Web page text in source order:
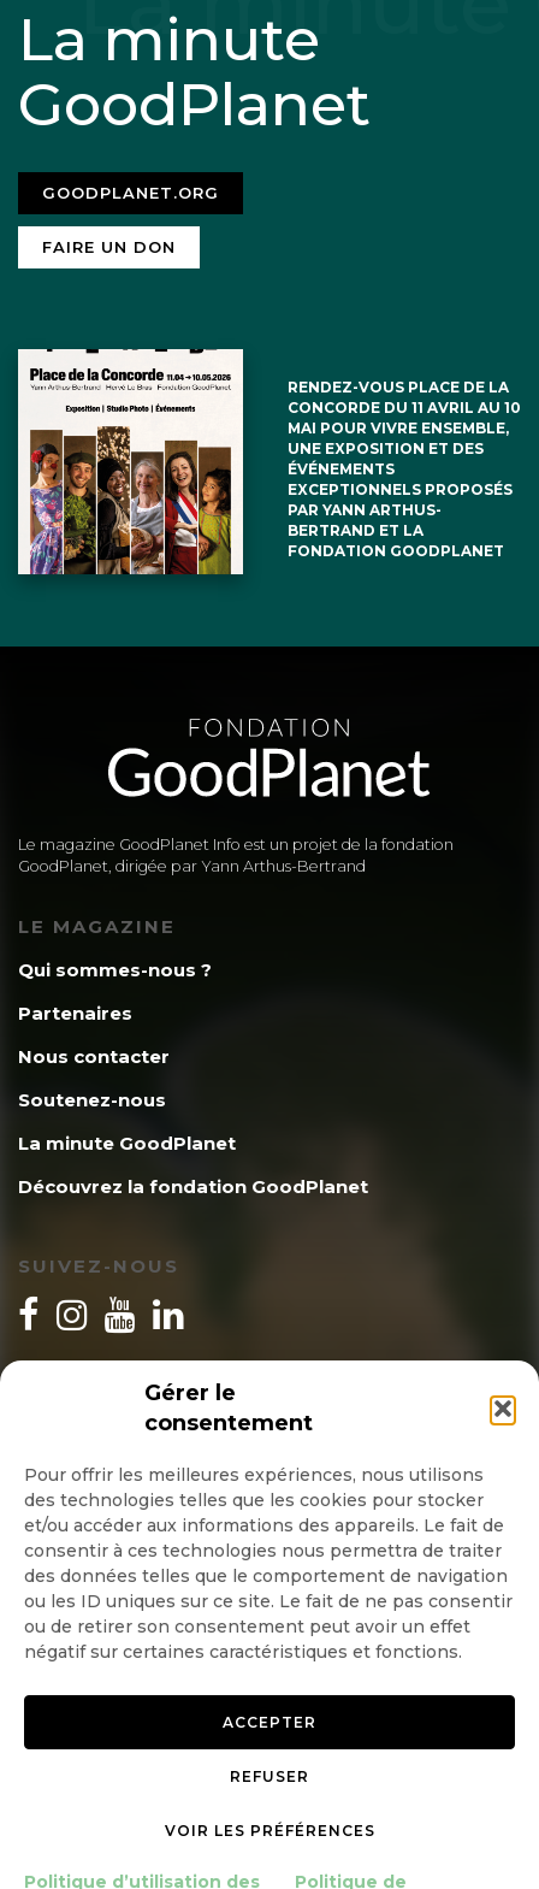
Gérer le
consentement
Pour offrir les meilleures expériences, nous utilisons
des technologies telles que les cookies pour stocker
et/ou accéder aux informations des appareils. Le fait de
consentir à ces technologies nous permettra de traiter
des données telles que le comportement de navigation
ou les ID uniques sur ce site. Le fait de ne pas consentir
ou de retirer son consentement peut avoir un effet
négatif sur certaines caractéristiques et fonctions.
ACCEPTER
REFUSER
VOIR LES PRÉFÉRENCES
Politique d’utilisation des Politique de
La minute
GoodPlanet
GOODPLANET.ORG
FAIRE UN DON
RENDEZ-VOUS PLACE DE LA
CONCORDE DU 11 AVRIL AU 10
MAI POUR VIVRE ENSEMBLE,
UNE EXPOSITION ET DES
ÉVÉNEMENTS
EXCEPTIONNELS PROPOSÉS
PAR YANN ARTHUS-
BERTRAND ET LA
FONDATION GOODPLANET
Le magazine GoodPlanet Info est un projet de la fondation
GoodPlanet, dirigée par Yann Arthus-Bertrand
LE MAGAZINE
Qui sommes-nous ?
Partenaires
Nous contacter
Soutenez-nous
La minute GoodPlanet
Découvrez la fondation GoodPlanet
SUIVEZ-NOUS
INSCRIPTION NEWSLETTER
Quotidienne
Hebdo
OK
Politique de confidentialité